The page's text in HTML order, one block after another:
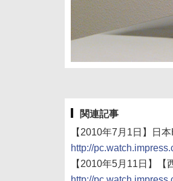
関連記事
【2010年7月1日】日
http://
【2010年5月11日】